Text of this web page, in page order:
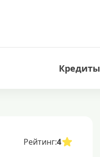
Кредиты
Рейтинг:4